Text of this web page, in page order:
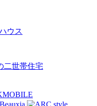
ウス
二世帯住宅